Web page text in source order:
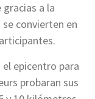
a la
convierten en
epicentro para
probaran sus